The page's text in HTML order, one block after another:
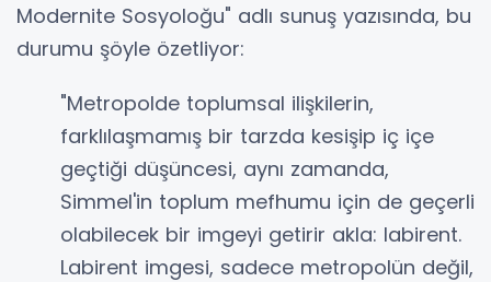
Modernite Sosyoloğu" adlı sunuş yazısında, bu
durumu şöyle özetliyor:
"Metropolde toplumsal ilişkilerin,
farklılaşmamış bir tarzda kesişip iç içe
geçtiği düşüncesi, aynı zamanda,
Simmel'in toplum mefhumu için de geçerli
olabilecek bir imgeyi getirir akla: labirent.
Labirent imgesi, sadece metropolün değil,